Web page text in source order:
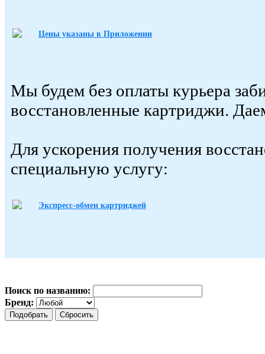
Цены указаны в Приложении
Мы будем без оплаты курьера
восстановленные картриджи.
Для ускорения получения
специальную услугу:
Экспресс-обмен картриджей
Поиск по названию:
Бренд: